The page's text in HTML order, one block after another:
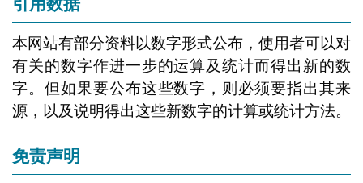
引用数据
本网站有部分资料以数字形式公布，使用者可以对
有关的数字作进一步的运算及统计而得出新的数
字。但如果要公布这些数字，则必须要指出其来
源，以及说明得出这些新数字的计算或统计方法。
免责声明